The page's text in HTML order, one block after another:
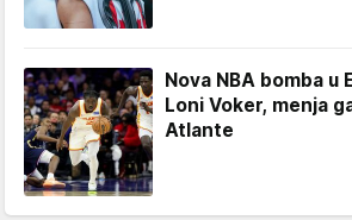
Nova NBA bomba u
Loni Voker, menja
Atlante